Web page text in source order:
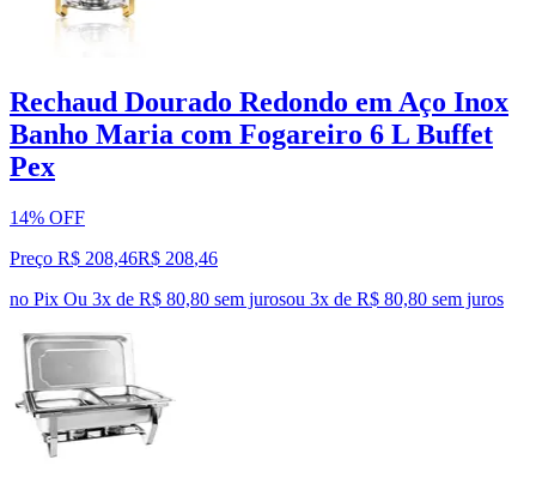
Rechaud Dourado Redondo em Aço Inox
Banho Maria com Fogareiro 6 L Buffet
Pex
14% OFF
Preço R$ 208,46R$ 208,46
no Pix Ou 3x de R$ 80,80 sem jurosou 3x de R$ 80,80 sem juros